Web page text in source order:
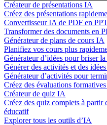
Créateur de présentations IA
Créez des présentations
Convertisseur IA de PDF en
Transformer des documents en
Générateur de plans de cours IA
Planifiez vos cours plus
Générateur d’idées pour briser
Générer des activités et des
Générateur d’activités pour
Créez des évaluations
Créateur de quiz IA
Créez des quiz complets à partir
éducatif
Explorer tous les outils d’IA